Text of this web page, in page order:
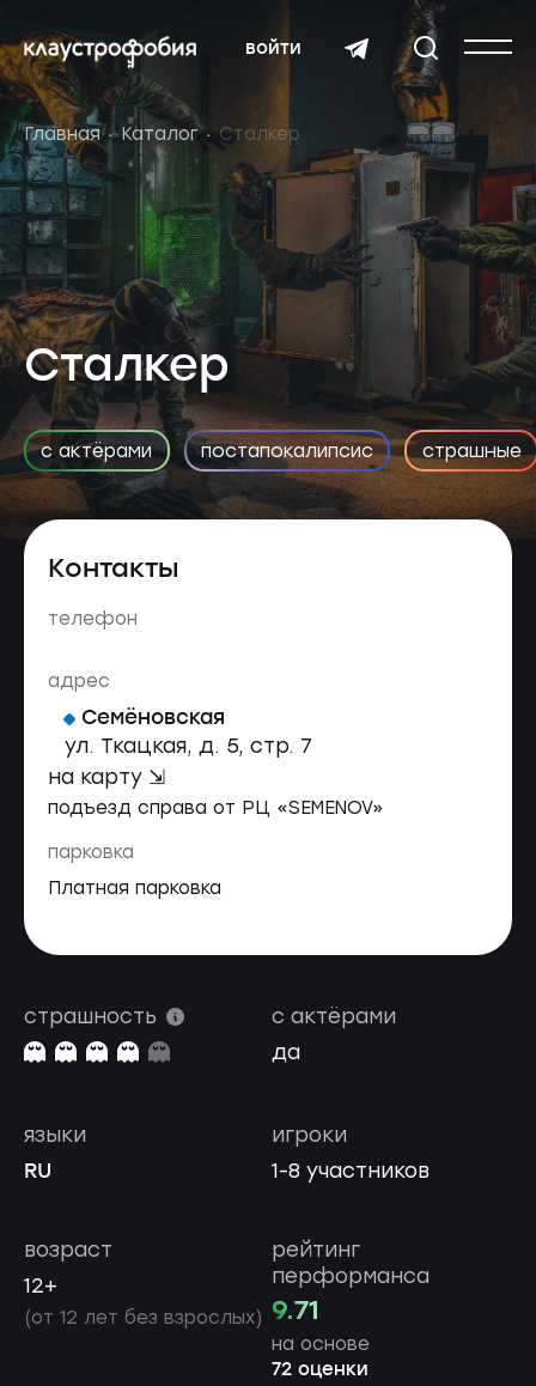
войти
Главная Каталог Сталкер
Сталкер
с актёрами постапокалипсис страшные
Контакты
телефон
адрес
Семёновская
ул. Ткацкая, д. 5, стр. 7
на карту ⇲
подъезд справа от РЦ «SEMENOV»
парковка
Платная парковка
страшность
с актёрами
да
игроки
1-8 участников
языки
RU
возраст
12+
(от 12 лет без взрослых)
рейтинг
перформанса
9.71
на основе
72 оценки